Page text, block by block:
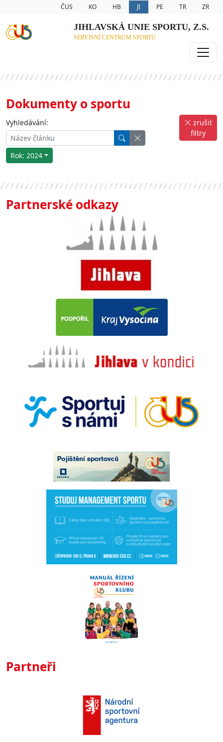
ČUS KO HB JI PE TR ZR
JIHLAVSKÁ UNIE SPORTU, Z.S.
SERVISNÍ CENTRUM SPORTU
Dokumenty o sportu
Vyhledávání:
Rok: 2024
zrušit
filtry
Partnerské odkazy
Partneři